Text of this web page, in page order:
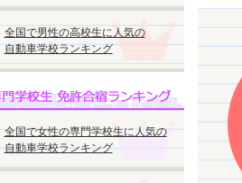
全国で男性の高校生に人気の
自動車学校ランキング
全国で女性の専門学校生に人気の
自動車学校ランキング